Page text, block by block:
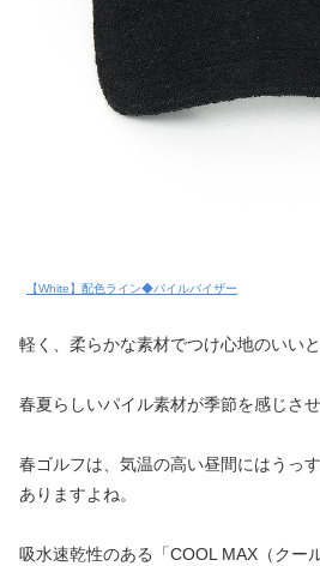
【White】配色ライン◆パイルバイザー
軽く、柔らかな素材でつけ心地のいい
春夏らしいパイル素材が季節を感じさせ
春ゴルフは、気温の高い昼間にはうっ
ありますよね。
吸水速乾性のある「COOL MAX（クー